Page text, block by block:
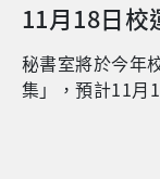
11月18日校
秘書室將於今年
集」，預計11月
助那些經濟上